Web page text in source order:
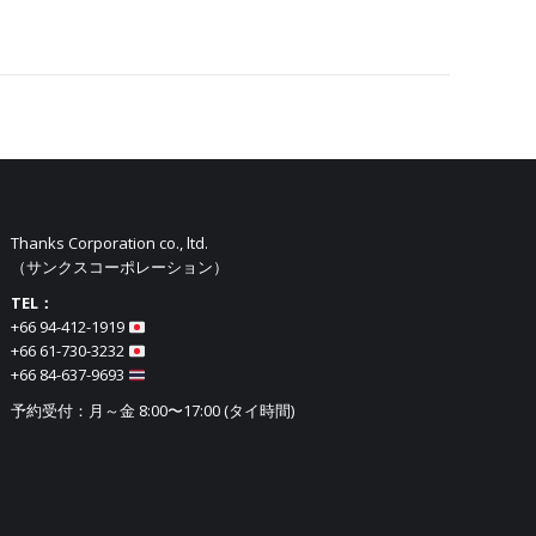
Thanks Corporation co., ltd.
（サンクスコーポレーション）
TEL：
+66 94-412-1919​
+66 61-730-3232
+66 84-637-9693
予約受付：月～金 8:00〜17:00 (タイ時間)